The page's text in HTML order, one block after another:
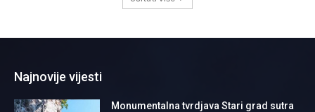
Najnovije vijesti
Monumentalna tvrdjava Stari grad sutra